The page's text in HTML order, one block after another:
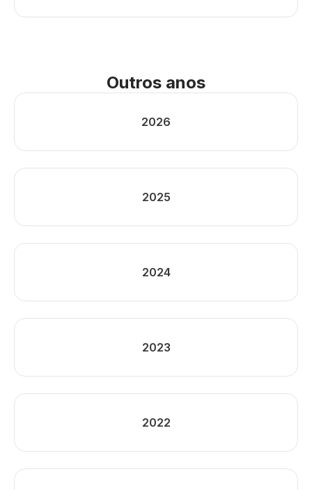
Outros anos
2026
2025
2024
2023
2022